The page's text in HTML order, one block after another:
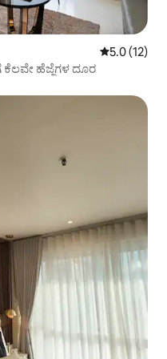
5 ರಲ್ಲಿ 5.0
5.0 (12)
ಕೆಲವೇ ಹೆಜ್ಜೆಗಳ ದೂರ